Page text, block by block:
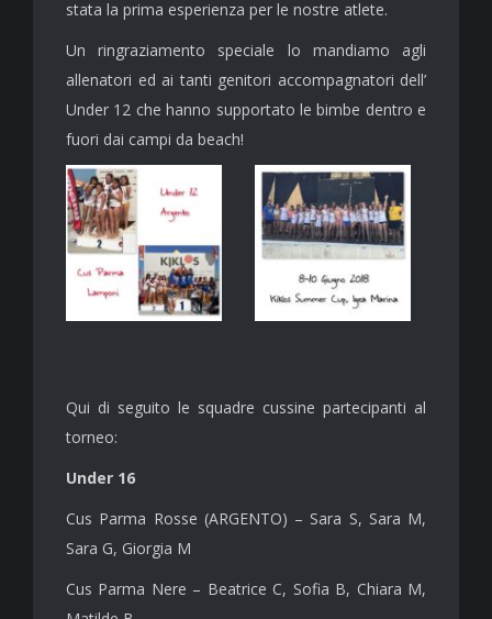
stata la prima esperienza per le nostre atlete.
Un ringraziamento speciale lo mandiamo agli
allenatori ed ai tanti genitori accompagnatori dell’
Under 12 che hanno supportato le bimbe dentro e
fuori dai campi da beach!
Qui di seguito le squadre cussine partecipanti al
torneo:
Under 16
Cus Parma Rosse (ARGENTO) – Sara S, Sara M,
Sara G, Giorgia M
Cus Parma Nere – Beatrice C, Sofia B, Chiara M,